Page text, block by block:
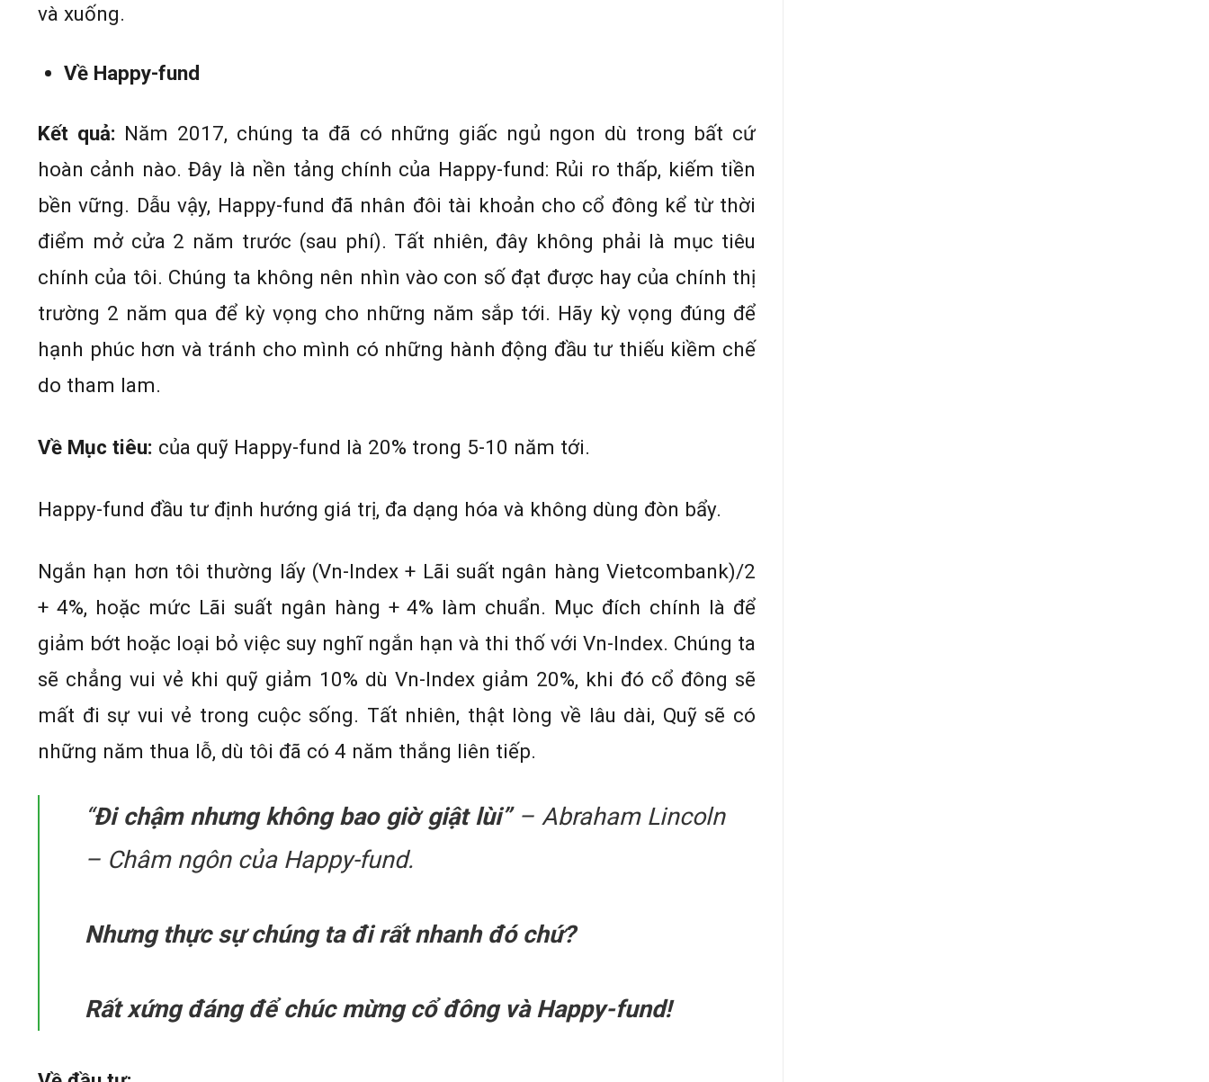
và xuống.
Về Happy-fund
Kết quả: Năm 2017, chúng ta đã có những giấc ngủ ngon dù trong bất cứ
hoàn cảnh nào. Đây là nền tảng chính của Happy-fund: Rủi ro thấp, kiếm tiền
bền vững. Dẫu vậy, Happy-fund đã nhân đôi tài khoản cho cổ đông kể từ thời
điểm mở cửa 2 năm trước (sau phí). Tất nhiên, đây không phải là mục tiêu
chính của tôi. Chúng ta không nên nhìn vào con số đạt được hay của chính thị
trường 2 năm qua để kỳ vọng cho những năm sắp tới. Hãy kỳ vọng đúng để
hạnh phúc hơn và tránh cho mình có những hành động đầu tư thiếu kiềm chế
do tham lam.
Về Mục tiêu: của quỹ Happy-fund là 20% trong 5-10 năm tới.
Happy-fund đầu tư định hướng giá trị, đa dạng hóa và không dùng đòn bẩy.
Ngắn hạn hơn tôi thường lấy (Vn-Index + Lãi suất ngân hàng Vietcombank)/2
+ 4%, hoặc mức Lãi suất ngân hàng + 4% làm chuẩn. Mục đích chính là để
giảm bớt hoặc loại bỏ việc suy nghĩ ngắn hạn và thi thố với Vn-Index. Chúng ta
sẽ chẳng vui vẻ khi quỹ giảm 10% dù Vn-Index giảm 20%, khi đó cổ đông sẽ
mất đi sự vui vẻ trong cuộc sống. Tất nhiên, thật lòng về lâu dài, Quỹ sẽ có
những năm thua lỗ, dù tôi đã có 4 năm thắng liên tiếp.
“Đi chậm nhưng không bao giờ giật lùi”– Abraham Lincoln
– Châm ngôn của Happy-fund.
Nhưng thực sự chúng ta đi rất nhanh đó chứ?
Rất xứng đáng để chúc mừng cổ đông và Happy-fund!